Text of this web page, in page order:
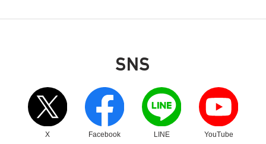
SNS
X
別ウィンドウリンク
Facebook
別ウィンドウリンク
LINE
別ウィンドウリンク
YouTube
別ウィンドウリンク